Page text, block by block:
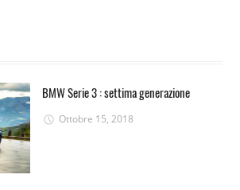
BMW Serie 3 : settima generazione
Ottobre 15, 2018